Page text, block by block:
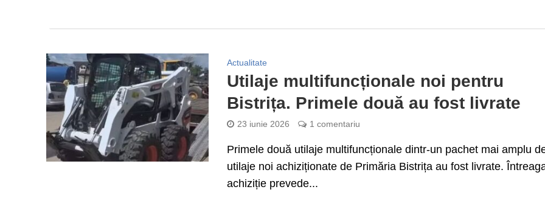
Actualitate
Utilaje multifuncționale noi pentru
Bistrița. Primele două au fost livrate
23 iunie 2026 1 comentariu
Primele două utilaje multifuncționale dintr-un pachet mai amplu
utilaje noi achiziționate de Primăria Bistrița au fost livrate.
achiziție prevede...